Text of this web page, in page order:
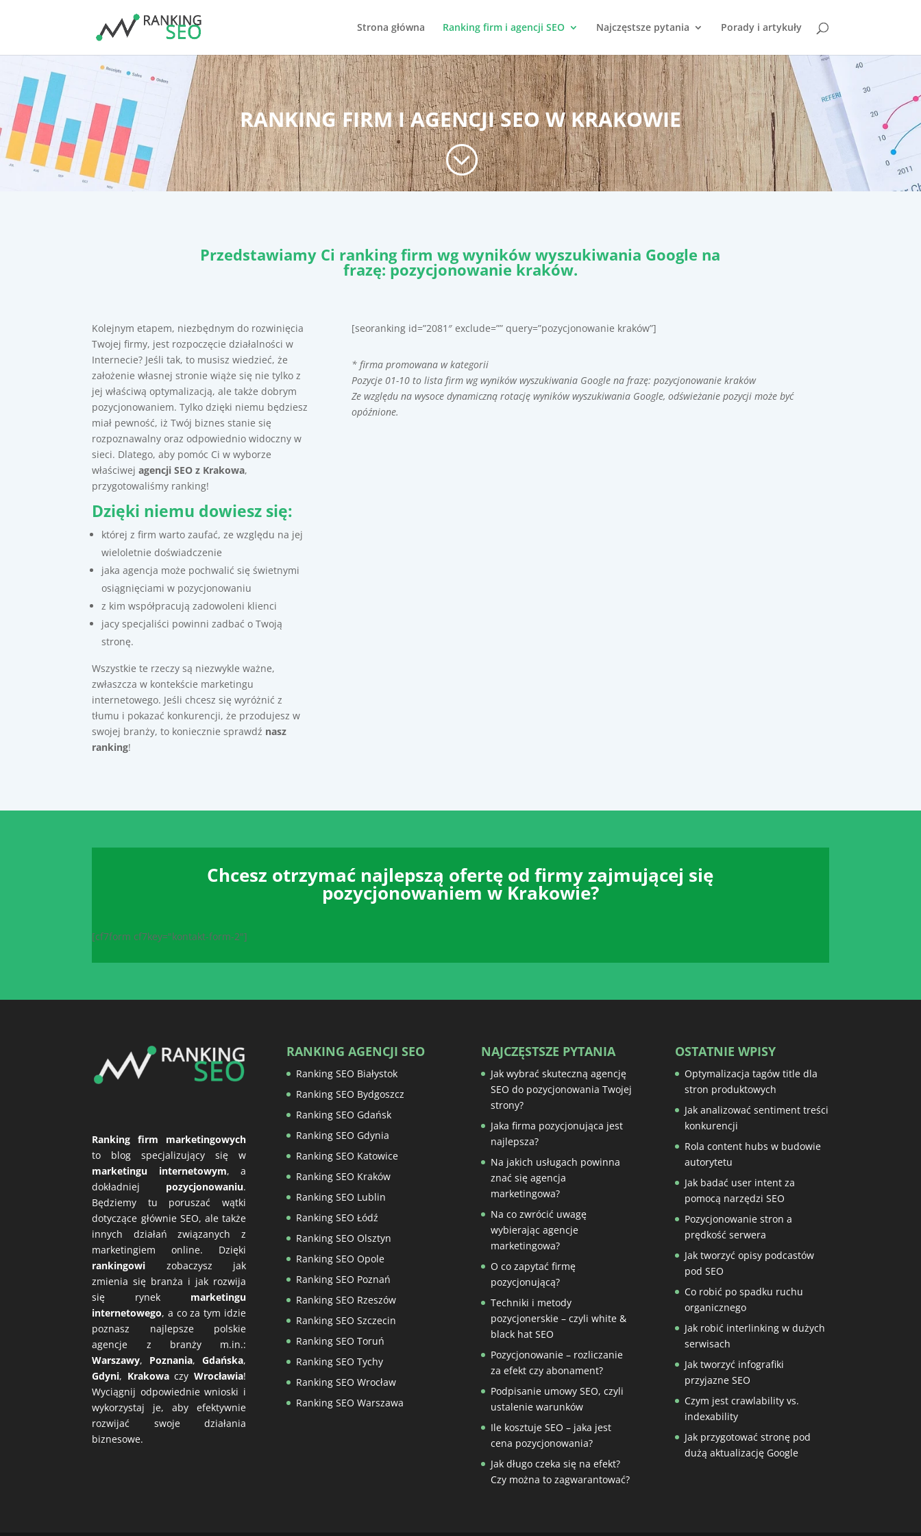
Strona główna Ranking firm i agencji SEO Najczęstsze pytania Porady i artykuły
RANKING FIRM I AGENCJI SEO W KRAKOWIE
;
Przedstawiamy Ci ranking firm wg wyników wyszukiwania Google na
frazę: pozycjonowanie kraków.
Kolejnym etapem, niezbędnym do rozwinięcia
Twojej firmy, jest rozpoczęcie działalności w
Internecie? Jeśli tak, to musisz wiedzieć, że
założenie własnej stronie wiąże się nie tylko z
jej właściwą optymalizacją, ale także dobrym
pozycjonowaniem. Tylko dzięki niemu będziesz
miał pewność, iż Twój biznes stanie się
rozpoznawalny oraz odpowiednio widoczny w
sieci. Dlatego, aby pomóc Ci w wyborze
właściwejagencji SEO z Krakowa,
przygotowaliśmy ranking!
Dzięki niemu dowiesz się:
której z firm warto zaufać, ze względu na jej
wieloletnie doświadczenie
jaka agencja może pochwalić się świetnymi
osiągnięciami w pozycjonowaniu
z kim współpracują zadowoleni klienci
jacy specjaliści powinni zadbać o Twoją
stronę.
Wszystkie te rzeczy są niezwykle ważne,
zwłaszcza w kontekście marketingu
internetowego. Jeśli chcesz się wyróżnić z
tłumu i pokazać konkurencji, że przodujesz w
swojej branży, to koniecznie sprawdź nasz
ranking!
[seoranking id=”2081″ exclude=”” query=”pozycjonowanie kraków”]
* firma promowana w kategorii
Pozycje 01-10 to lista firm wg wyników wyszukiwania Google na frazę: pozycjonowanie kraków
Ze względu na wysoce dynamiczną rotację wyników wyszukiwania Google, odświeżanie pozycji może być
opóźnione.
Chcesz otrzymać najlepszą ofertę od firmy zajmującej się
pozycjonowaniem w Krakowie?
[cf7form cf7key="kontakt-form-2"]
Ranking firm marketingowych
to blog specjalizujący się w
marketingu internetowym, a
dokładniej pozycjonowaniu.
Będziemy tu poruszać wątki
dotyczące głównie SEO, ale także
innych działań związanych z
marketingiem online. Dzięki
rankingowi zobaczysz jak
zmienia się branża i jak rozwija
się rynek marketingu
internetowego, a co za tym idzie
poznasz najlepsze polskie
agencje z branży m.in.:
Warszawy, Poznania, Gdańska,
Gdyni, Krakowaczy Wrocławia!
Wyciągnij odpowiednie wnioski i
wykorzystaj je, aby efektywnie
rozwijać swoje działania
biznesowe.
RANKING AGENCJI SEO
Ranking SEO Białystok
Ranking SEO Bydgoszcz
Ranking SEO Gdańsk
Ranking SEO Gdynia
Ranking SEO Katowice
Ranking SEO Kraków
Ranking SEO Lublin
Ranking SEO Łódź
Ranking SEO Olsztyn
Ranking SEO Opole
Ranking SEO Poznań
Ranking SEO Rzeszów
Ranking SEO Szczecin
Ranking SEO Toruń
Ranking SEO Tychy
Ranking SEO Wrocław
Ranking SEO Warszawa
NAJCZĘSTSZE PYTANIA
Jak wybrać skuteczną agencję
SEO do pozycjonowania Twojej
strony?
Jaka firma pozycjonująca jest
najlepsza?
Na jakich usługach powinna
znać się agencja
marketingowa?
Na co zwrócić uwagę
wybierając agencje
marketingowa?
O co zapytać firmę
pozycjonującą?
Techniki i metody
pozycjonerskie – czyli white &
black hat SEO
Pozycjonowanie – rozliczanie
za efekt czy abonament?
Podpisanie umowy SEO, czyli
ustalenie warunków
Ile kosztuje SEO – jaka jest
cena pozycjonowania?
Jak długo czeka się na efekt?
Czy można to zagwarantować?
OSTATNIE WPISY
Optymalizacja tagów title dla
stron produktowych
Jak analizować sentiment treści
konkurencji
Rola content hubs w budowie
autorytetu
Jak badać user intent za
pomocą narzędzi SEO
Pozycjonowanie stron a
prędkość serwera
Jak tworzyć opisy podcastów
pod SEO
Co robić po spadku ruchu
organicznego
Jak robić interlinking w dużych
serwisach
Jak tworzyć infografiki
przyjazne SEO
Czym jest crawlability vs.
indexability
Jak przygotować stronę pod
dużą aktualizację Google